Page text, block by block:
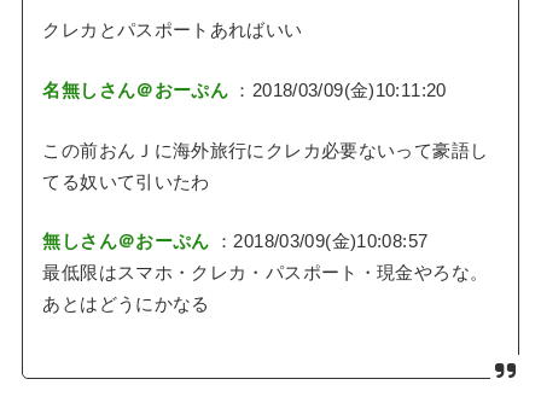
クレカとパスポートあればいい
名無しさん＠おーぷん ：2018/03/09(金)10:11:20
この前おんＪに海外旅行にクレカ必要ないって豪語し
てる奴いて引いたわ
無しさん＠おーぷん ：2018/03/09(金)10:08:57
最低限はスマホ・クレカ・パスポート・現金やろな。
あとはどうにかなる